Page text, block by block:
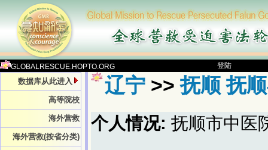
GLOBALRESCUE.HOPTO.ORG 登陆
数据库从此进入
高等院校
海外营救
海外营救(按省分类)
辽宁 >>抚顺 抚
个人情况: 抚顺市中医